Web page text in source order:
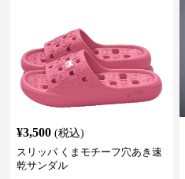
¥3,500 (税込)
スリッパ くまモチーフ穴あき速
乾サンダル